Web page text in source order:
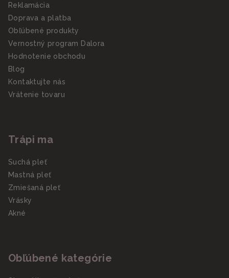
Reklamácia
Doprava a platba
Obľúbené produkty
Vernostný program Dalora
Hodnotenie obchodu
Blog
Kontaktujte nás
Vrátenie tovaru
Trápi ma
Suchá pleť
Mastná pleť
Zmiešaná pleť
Vrásky
Akné
Obľúbené kategórie